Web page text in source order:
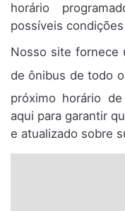
horário
possíveis
Nosso site fornece
de ônibus de todo
próximo horário
aqui para garantir
e atualizado sobre